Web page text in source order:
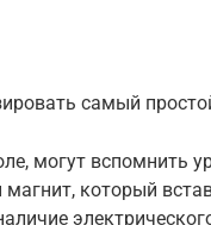
самый
могут вспомнить
который